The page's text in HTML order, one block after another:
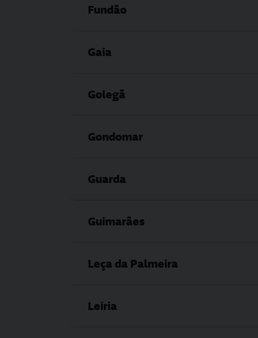
Fundão
Gaia
Golegã
Gondomar
Guarda
Guimarães
Leça da Palmeira
Leiria